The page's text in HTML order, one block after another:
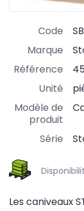
Code
Marque
Référence
Unité
Modèle de
produit
Série
Les caniveaux